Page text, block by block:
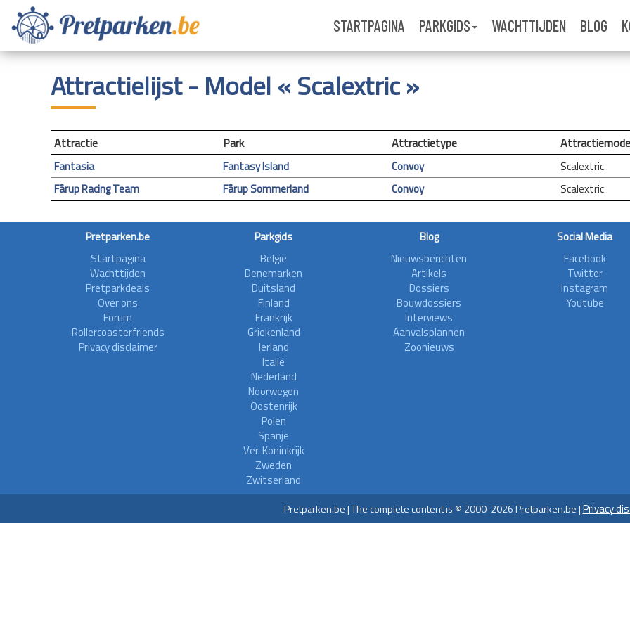
STARTPAGINA PARKGIDS WACHTTIJDEN BLOG
Attractielijst - Model « Scalextric »
Attractie Park Attractietype
Fantasia Fantasy Island Convoy Scalextric
Fårup Racing Team
Fårup Sommerland Convoy Scalextric
Pretparken.be
Startpagina
Wachttijden
Pretparkdeals
Over ons
Forum
Rollercoasterfriends
Privacy disclaimer
Parkgids
België
Denemarken
Duitsland
Finland
Frankrijk
Griekenland
Ierland
Italië
Nederland
Noorwegen
Oostenrijk
Polen
Spanje
Ver. Koninkrijk
Zweden
Zwitserland
Blog
Nieuwsberichten
Artikels
Dossiers
Bouwdossiers
Interviews
Aanvalsplannen
Zoonieuws
Social Media
Facebook
Twitter
Instagram
Youtube
Pretparken.be | The complete content is © 2000-2026 Pretparken.be |Privacy